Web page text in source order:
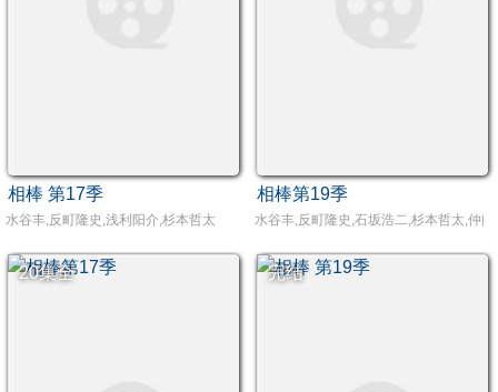
相棒 第17季
水谷丰,反町隆史,浅利阳介,杉本哲太
相棒第19季
水谷丰,反町隆史,石坂浩二,杉本哲太,仲
20集全 完结